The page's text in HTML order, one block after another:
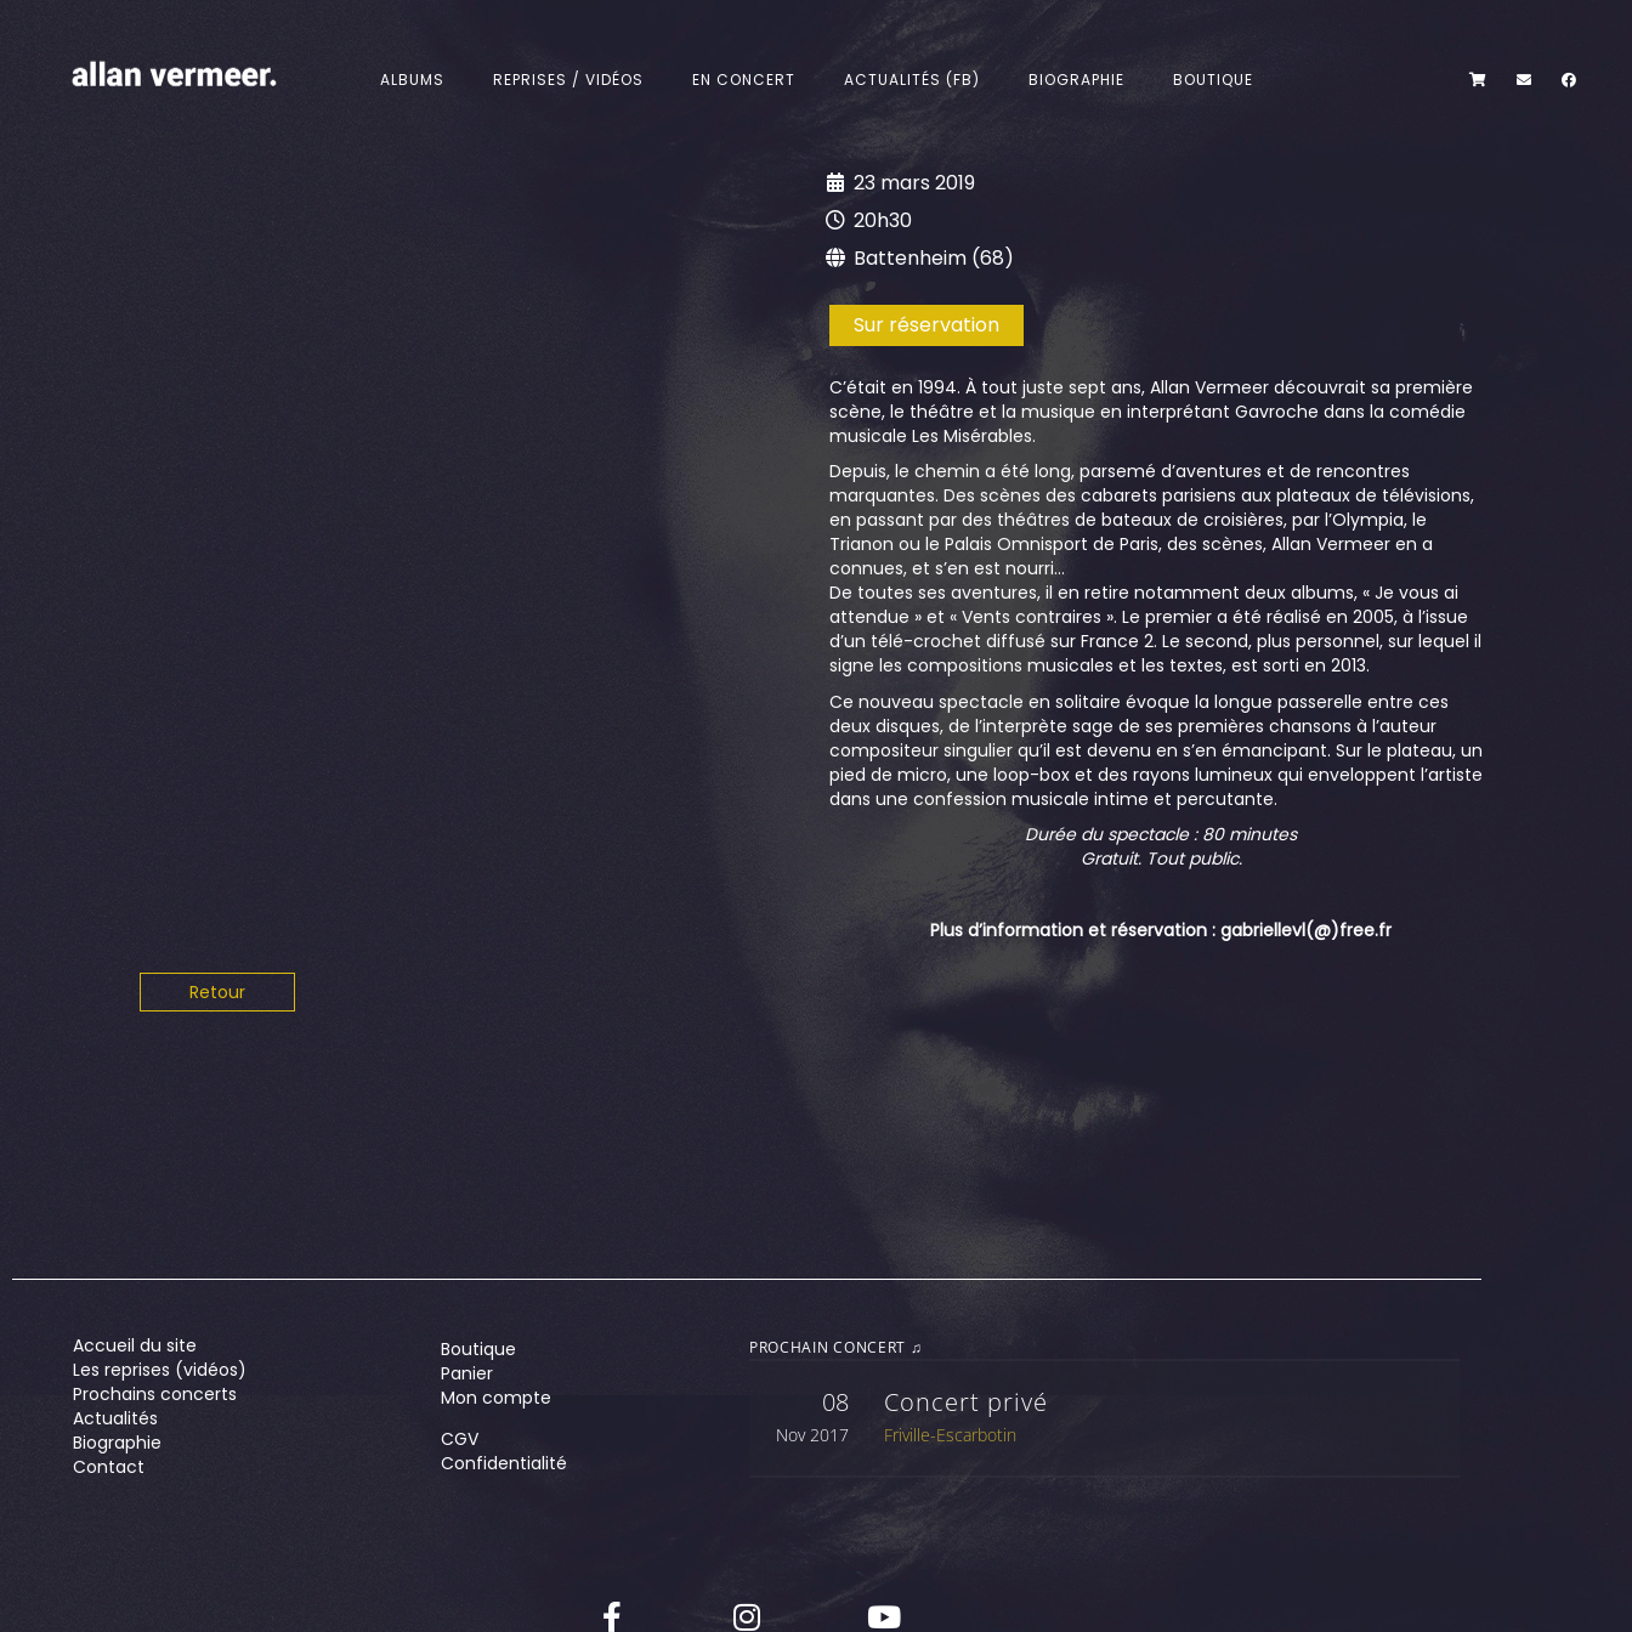
ALBUMS REPRISES / VIDÉOS EN CONCERT ACTUALITÉS (FB) BIOGRAPHIE BOUTIQUE
23 mars 2019
20h30
Battenheim (68)
Sur réservation
C’était en 1994. À tout juste sept ans, Allan Vermeer découvrait sa première
scène, le théâtre et la musique en interprétant Gavroche dans la comédie
musicale Les Misérables.
Depuis, le chemin a été long, parsemé d’aventures et de rencontres
marquantes. Des scènes des cabarets parisiens aux plateaux de télévisions,
en passant par des théâtres de bateaux de croisières, par l’Olympia, le
Trianon ou le Palais Omnisport de Paris, des scènes, Allan Vermeer en a
connues, et s’en est nourri…
De toutes ses aventures, il en retire notamment deux albums, « Je vous ai
attendue » et « Vents contraires ». Le premier a été réalisé en 2005, à l’issue
d’un télé-crochet diffusé sur France 2. Le second, plus personnel, sur lequel il
signe les compositions musicales et les textes, est sorti en 2013.
Ce nouveau spectacle en solitaire évoque la longue passerelle entre ces
deux disques, de l’interprète sage de ses premières chansons à l’auteur
compositeur singulier qu’il est devenu en s’en émancipant. Sur le plateau, un
pied de micro, une loop-box et des rayons lumineux qui enveloppent l’artiste
dans une confession musicale intime et percutante.
Durée du spectacle : 80 minutes
Gratuit. Tout public.
Plus d’information et réservation : gabriellevl(@)free.fr
Retour
Accueil du site
Les reprises (vidéos)
Prochains concerts
Actualités
Biographie
Contact
Boutique
Panier
Mon compte
CGV
Confidentialité
PROCHAIN CONCERT ♫
08
Nov 2017
Concert privé
Friville-Escarbotin